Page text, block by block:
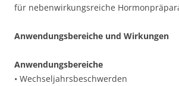
für nebenwirkungsreiche
Anwendungsbereiche und Wirkungen
Anwendungsbereiche
• Wechseljahrsbeschwerden